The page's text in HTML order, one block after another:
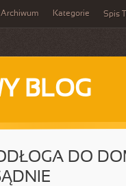
Archiwum Kategorie Spis
BLOG
DO